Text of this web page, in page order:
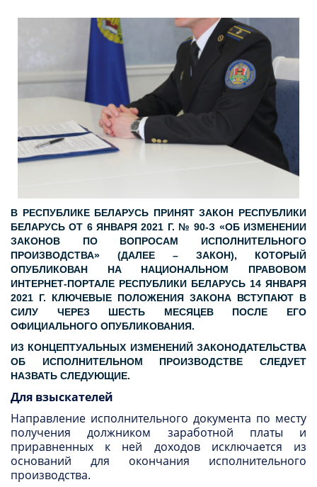
В РЕСПУБЛИКЕ БЕЛАРУСЬ ПРИНЯТ ЗАКОН РЕСПУБЛИКИ
БЕЛАРУСЬ ОТ 6 ЯНВАРЯ 2021 Г. № 90-З «ОБ ИЗМЕНЕНИИ
ЗАКОНОВ ПО ВОПРОСАМ ИСПОЛНИТЕЛЬНОГО
ПРОИЗВОДСТВА» (ДАЛЕЕ – ЗАКОН), КОТОРЫЙ
ОПУБЛИКОВАН НА НАЦИОНАЛЬНОМ ПРАВОВОМ
ИНТЕРНЕТ-ПОРТАЛЕ РЕСПУБЛИКИ БЕЛАРУСЬ 14 ЯНВАРЯ
2021 Г. КЛЮЧЕВЫЕ ПОЛОЖЕНИЯ ЗАКОНА ВСТУПАЮТ В
СИЛУ ЧЕРЕЗ ШЕСТЬ МЕСЯЦЕВ ПОСЛЕ ЕГО
ОФИЦИАЛЬНОГО ОПУБЛИКОВАНИЯ.
ИЗ КОНЦЕПТУАЛЬНЫХ ИЗМЕНЕНИЙ ЗАКОНОДАТЕЛЬСТВА
ОБ ИСПОЛНИТЕЛЬНОМ ПРОИЗВОДСТВЕ СЛЕДУЕТ
НАЗВАТЬ СЛЕДУЮЩИЕ.
Для взыскателей
Направление исполнительного документа по месту
получения должником заработной платы и
приравненных к ней доходов исключается из
оснований для окончания исполнительного
производства.